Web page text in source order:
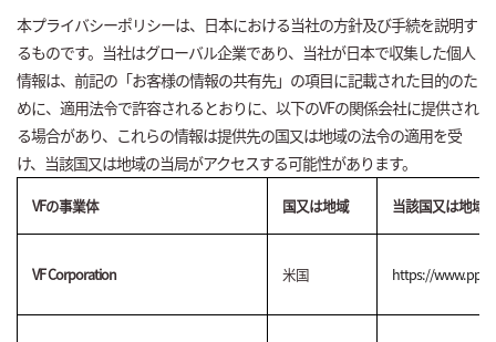
本プライバシーポリシーは、日本における当社の方針及び手続を説明す
るものです。当社はグローバル企業であり、当社が日本で収集した個人
情報は、前記の「お客様の情報の共有先」の項目に記載された目的のた
めに、適用法令で許容されるとおりに、以下のVFの関係会社に提供され
る場合があり、これらの情報は提供先の国又は地域の法令の適用を受
け、当該国又は地域の当局がアクセスする可能性があります。
VFの事業体 国又は地域 当該国又は地域
VF Corporation 米国 https://